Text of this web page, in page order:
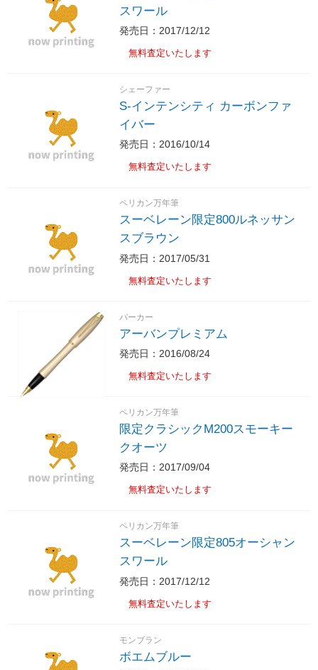
スワール
発売日：2017/12/12
無料査定いたします
シェーファー
S-インテンシティ カーボンファ
イバー
発売日：2016/10/14
無料査定いたします
ペリカン万年筆
スーベレーン限定800ルネッサン
スブラウン
発売日：2017/05/31
無料査定いたします
パーカー
アーバンプレミアム
発売日：2016/08/24
無料査定いたします
ペリカン万年筆
限定クラシックM200スモーキー
クオーツ
発売日：2017/09/04
無料査定いたします
ペリカン万年筆
スーベレーン限定805オーシャン
スワール
発売日：2017/12/12
無料査定いたします
モンブラン
ボエムブルー